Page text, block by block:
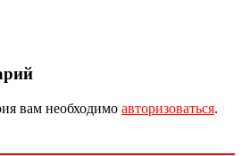
вам необходимо авторизоваться.